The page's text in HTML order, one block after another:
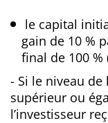
le capital
gain de 10 %
final de 100 %
- Si le niveau de
supérieur ou
l’investisseur